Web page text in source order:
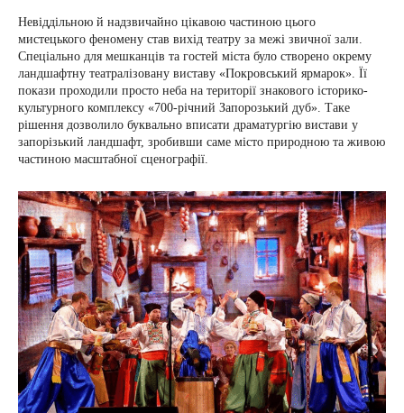
Невіддільною й надзвичайно цікавою частиною цього
мистецького феномену став вихід театру за межі звичної зали.
Спеціально для мешканців та гостей міста було створено окрему
ландшафтну театралізовану виставу «Покровський ярмарок». Її
покази проходили просто неба на території знакового історико-
культурного комплексу «700-річний Запорозький дуб». Таке
рішення дозволило буквально вписати драматургію вистави у
запорізький ландшафт, зробивши саме місто природною та живою
частиною масштабної сценографії.